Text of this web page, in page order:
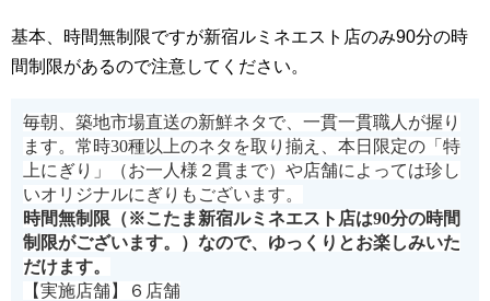
基本、時間無制限ですが新宿ルミネエスト店のみ90分の時
間制限があるので注意してください。
毎朝、築地市場直送の新鮮ネタで、一貫一貫職人が握り
ます。常時30種以上のネタを取り揃え、本日限定の「特
上にぎり」（お一人様２貫まで）や店舗によっては珍し
いオリジナルにぎりもございます。
時間無制限（※こたま新宿ルミネエスト店は90分の時間
制限がございます。）なので、ゆっくりとお楽しみいた
だけます。
【実施店舗】６店舗